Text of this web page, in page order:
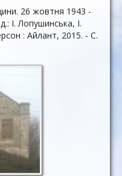
26 жовтня 1943 -
І. Лопушинська, І.
: Айлант, 2015. - С.